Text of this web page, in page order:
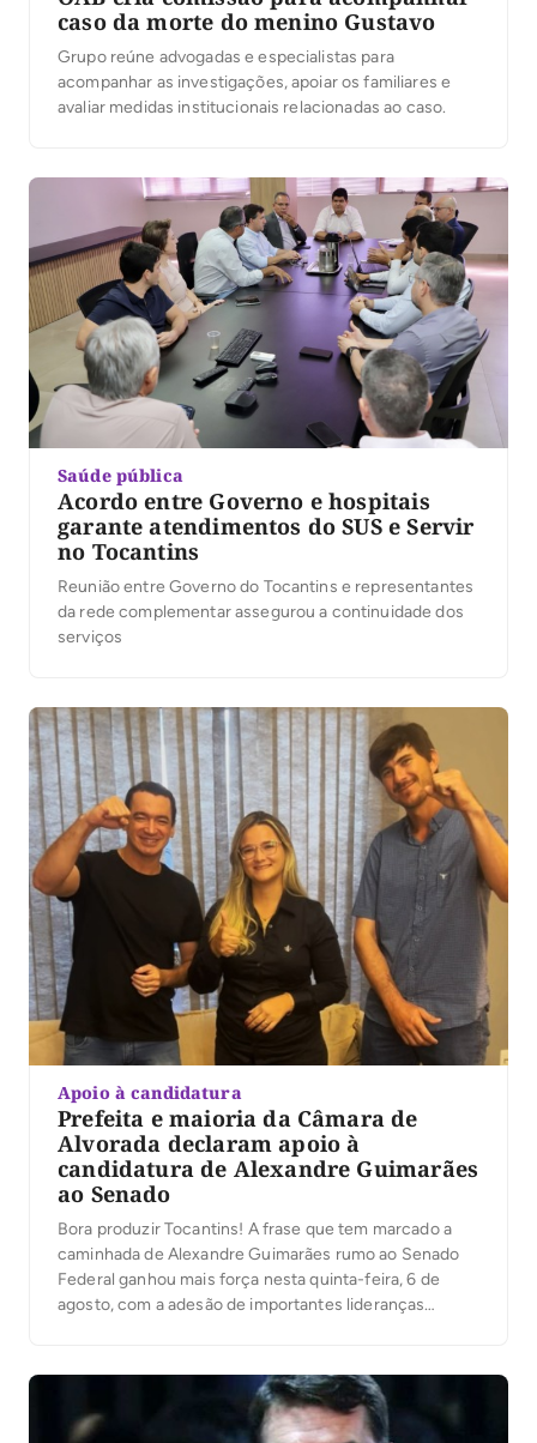
caso da morte do menino Gustavo
Grupo reúne advogadas e especialistas para
acompanhar as investigações, apoiar os familiares e
avaliar medidas institucionais relacionadas ao caso.
Saúde pública
Acordo entre Governo e hospitais
garante atendimentos do SUS e Servir
no Tocantins
Reunião entre Governo do Tocantins e representantes
da rede complementar assegurou a continuidade dos
serviços
Apoio à candidatura
Prefeita e maioria da Câmara de
Alvorada declaram apoio à
candidatura de Alexandre Guimarães
ao Senado
Bora produzir Tocantins! A frase que tem marcado a
caminhada de Alexandre Guimarães rumo ao Senado
Federal ganhou mais força nesta quinta-feira, 6 de
agosto, com a adesão de importantes lideranças